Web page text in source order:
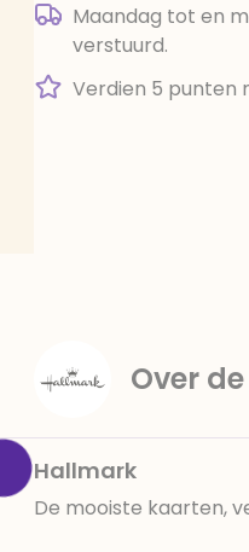
Maandag tot en
verstuurd.
Verdien 5 punten
Over
Hallmark
De mooiste kaarten,